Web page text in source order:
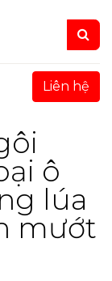
Liên hệ
ô
lúa
mướt